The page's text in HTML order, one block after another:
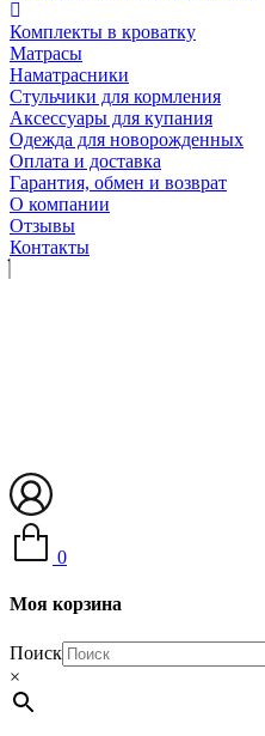
Комплекты в кроватку
Матрасы
Наматрасники
Стульчики для кормления
Аксессуары для купания
Одежда для новорожденных
Оплата и доставка
Гарантия, обмен и возврат
О компании
Отзывы
Контакты
0
Моя корзина
Поиск
×